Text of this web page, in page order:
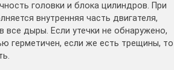
головки и блока цилиндров. При
внутренняя часть двигателя,
все дыры. Если утечки не обнаружено,
герметичен, если же есть трещины, то